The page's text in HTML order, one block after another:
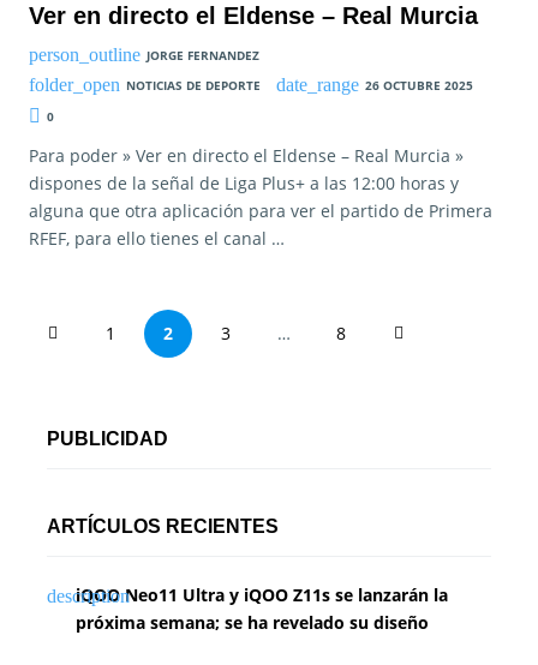
Ver en directo el Eldense – Real Murcia
JORGE FERNANDEZ
NOTICIAS DE DEPORTE
26 OCTUBRE 2025
0
Para poder » Ver en directo el Eldense – Real Murcia »
dispones de la señal de Liga Plus+ a las 12:00 horas y
alguna que otra aplicación para ver el partido de Primera
RFEF, para ello tienes el canal …
P
g
n
c
1 2 3 … 8
PUBLICIDAD
ARTÍCULOS RECIENTES
iQOO Neo11 Ultra y iQOO Z11s se lanzarán la
próxima semana; se ha revelado su diseño